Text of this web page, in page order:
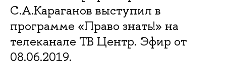
С.А.Караганов выступил в
программе «Право знать!» на
телеканале ТВ Центр. Эфир от
08.06.2019.